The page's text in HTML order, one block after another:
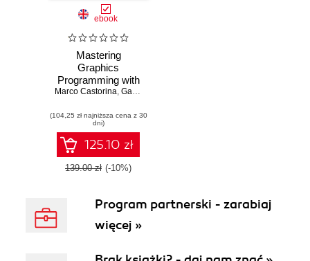
ebook
Mastering
Graphics
Programming with
Vulkan. Develop a
engine from first
principles to state-
of-the-art
techniques
Marco Castorina, Gabriel Sassone
(104,25 zł najniższa cena z 30
dni)
125.10 zł
139.00 zł (-10%)
Program partnerski - zarabiaj
więcej »